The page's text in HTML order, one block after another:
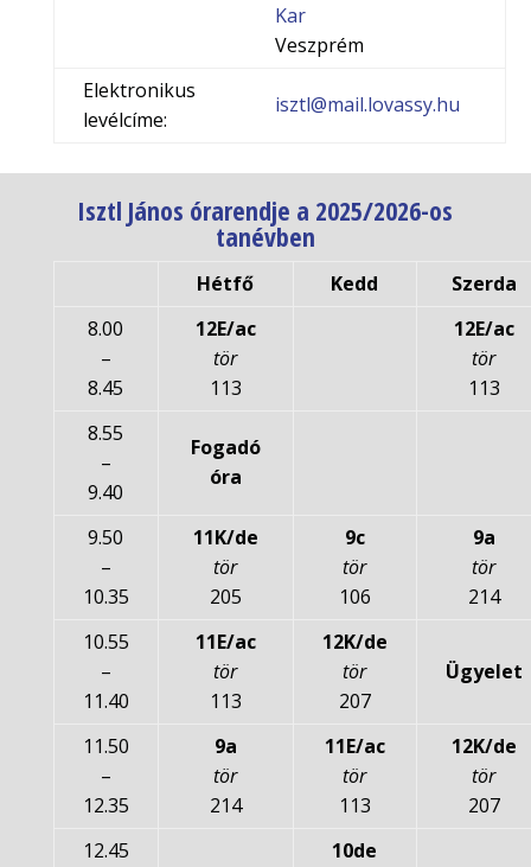
Kar
Veszprém
Elektronikus
levélcíme:
isztl@mail.lovassy.hu
Isztl János órarendje a 2025/2026-os
tanévben
Hétfő Kedd
Szerda
8.00
–
8.45
12E/ac
tör
113
12E/ac
tör
113
8.55
–
9.40
Fogadó
óra
9.50
–
10.35
11K/de
tör
205
9c
tör
106
9a
tör
214
10.55
–
11.40
11E/ac
tör
113
12K/de
tör
207
Ügyelet
11.50
–
12.35
9a
tör
214
11E/ac
tör
113
12K/de
tör
207
12.45
10de